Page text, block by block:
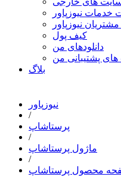
خدمات نیوزپاور
نیوزپاور
کیف پول
دانلودهای من
پشتیبانی من
بلاگ
نیوزپاور
/
پرستاشاپ
/
ماژول پرستاشاپ
/
محصول پرستاشاپ